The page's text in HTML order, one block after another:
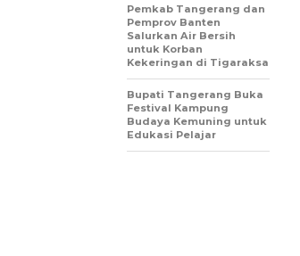
Pemkab Tangerang dan
Pemprov Banten
Salurkan Air Bersih
untuk Korban
Kekeringan di Tigaraksa
Bupati Tangerang Buka
Festival Kampung
Budaya Kemuning untuk
Edukasi Pelajar